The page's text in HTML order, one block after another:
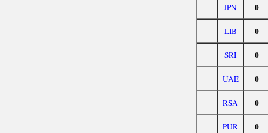
JPN 0
LIB 0
SRI 0
UAE 0
RSA 0
PUR 0